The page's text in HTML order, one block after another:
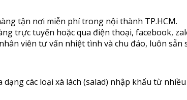
tận nơi miễn phí trong nội thành TP.HCM.
trực tuyến hoặc qua điện thoại, facebook,
viên tư vấn nhiệt tình và chu đáo, luôn sẵn
dạng các loại xà lách (salad) nhập khẩu từ